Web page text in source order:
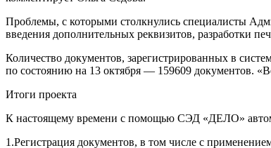
Проблемы, с которыми столкнулись специалисты
введения дополнительных реквизитов, разработки
Количество документов, зарегистрированных в
по состоянию на 13 октября — 159609 документов.
Итоги проекта
К настоящему времени с помощью СЭД «ДЕЛО»
1.Регистрация документов, в том числе с